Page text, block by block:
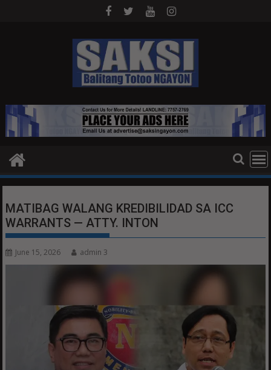
MATIBAG WALANG KREDIBILIDAD SA ICC
WARRANTS — ATTY. INTON
June 15, 2026 admin 3